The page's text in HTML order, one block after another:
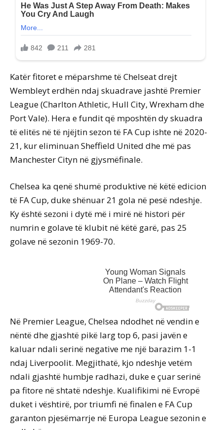
Katër fitoret e mëparshme të Chelseat drejt
Wembleyt erdhën ndaj skuadrave jashtë Premier
League (Charlton Athletic, Hull City, Wrexham dhe
Port Vale). Hera e fundit që mposhtën dy skuadra
të elitës në të njëjtin sezon të FA Cup ishte në 2020-
21, kur eliminuan Sheffield United dhe më pas
Manchester Cityn në gjysmëfinale.
Chelsea ka qenë shumë produktive në këtë edicion
të FA Cup, duke shënuar 21 gola në pesë ndeshje.
Ky është sezoni i dytë më i mirë në histori për
numrin e golave të klubit në këtë garë, pas 25
golave në sezonin 1969-70.
Në Premier League, Chelsea ndodhet në vendin e
nëntë dhe gjashtë pikë larg top 6, pasi javën e
kaluar ndali serinë negative me një barazim 1-1
ndaj Liverpoolit. Megjithatë, kjo ndeshje vetëm
ndali gjashtë humbje radhazi, duke e çuar serinë
pa fitore në shtatë ndeshje. Kualifikimi në Evropë
duket i vështirë, por triumfi në finalen e FA Cup
garanton pjesëmarrje në Europa League sezonin e